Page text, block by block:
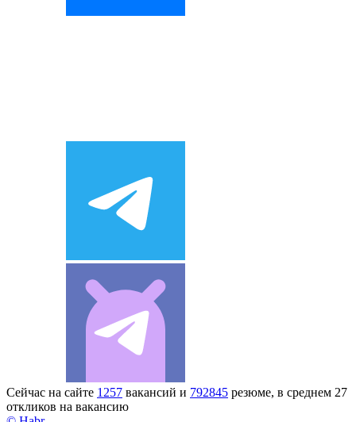
Сейчас на сайте 1257 вакансий и 792845 резюме, в среднем 27
откликов на вакансию